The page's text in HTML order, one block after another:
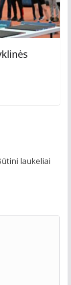
laukeliai